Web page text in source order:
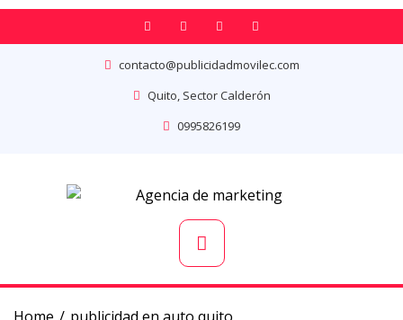
contacto@publicidadmovilec.com
Quito, Sector Calderón
0995826199